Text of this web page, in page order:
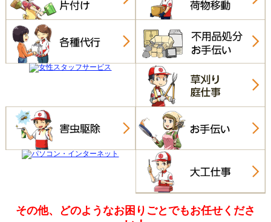
その他、どのようなお困りごとでもお任せくださ